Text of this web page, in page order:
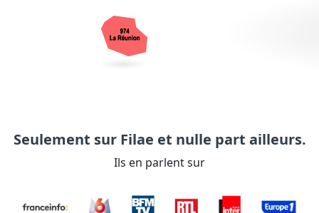
Seulement sur Filae et nulle part ailleurs.
Ils en parlent sur